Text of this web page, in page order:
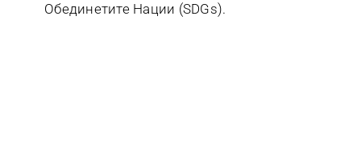
Обединетите Нации (SDGs).